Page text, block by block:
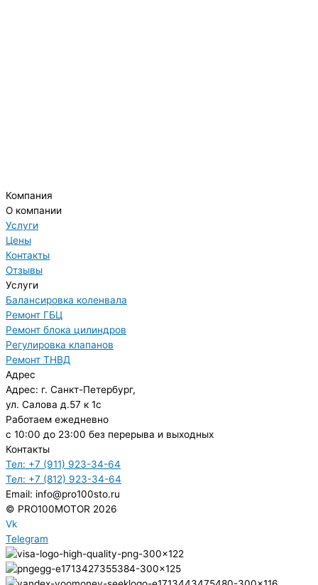
Компания
О компании
Услуги
Цены
Контакты
Отзывы
Услуги
Балансировка коленвала
Ремонт ГБЦ
Ремонт блока цилиндров
Регулировка клапанов
Ремонт ТНВД
Адрес
Адрес: г. Санкт-Петербург,
ул. Салова д.57 к 1с
Работаем ежедневно
с 10:00 до 23:00 без перерыва и выходных
Контакты
Тел: +7 (911) 923-34-64
Тел: +7 (812) 923-34-64
Email: info@pro100sto.ru
© PRO100MOTOR 2026
Vk
Telegram